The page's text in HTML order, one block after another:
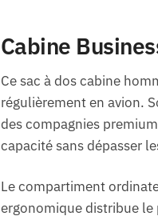
Cabine
Ce sac à dos cabine
régulièrement en avion.
des compagnies
capacité sans dépasser
Le compartiment
ergonomique distribue le